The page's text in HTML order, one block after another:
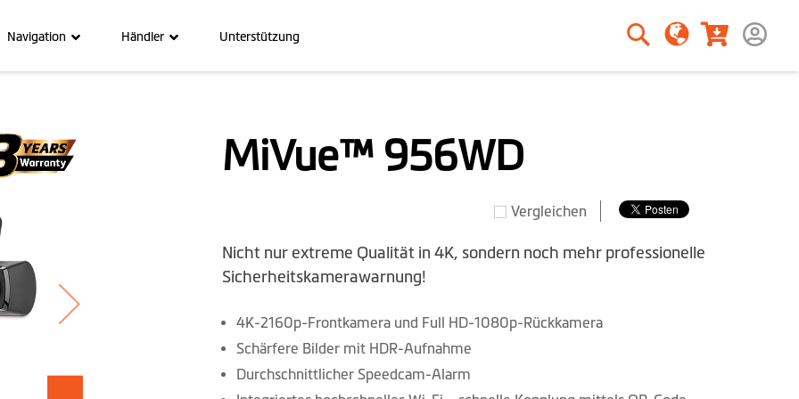
Navigation Händler Unterstützung
MiVue™ 956WD
Vergleichen
Nicht nur extreme Qualität in 4K, sondern noch mehr professionelle
Sicherheitskamerawarnung!
4K-2160p-Frontkamera und Full HD-1080p-Rückkamera
Schärfere Bilder mit HDR-Aufnahme
Durchschnittlicher Speedcam-Alarm